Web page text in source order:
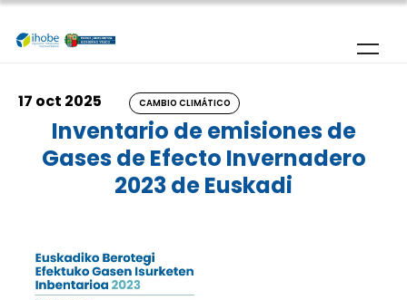
Pasar al contenido principal
17 oct 2025 CAMBIO CLIMÁTICO
Inventario de emisiones de
Gases de Efecto Invernadero
2023 de Euskadi